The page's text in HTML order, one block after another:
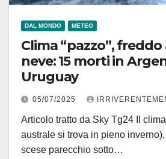
DAL MONDO METEO
Clima “pazzo”,
neve: 15 morti in
Uruguay
05/07/2025
Articolo tratto da Sky Tg24 Il
australe si trova in pieno
scese parecchio sotto…